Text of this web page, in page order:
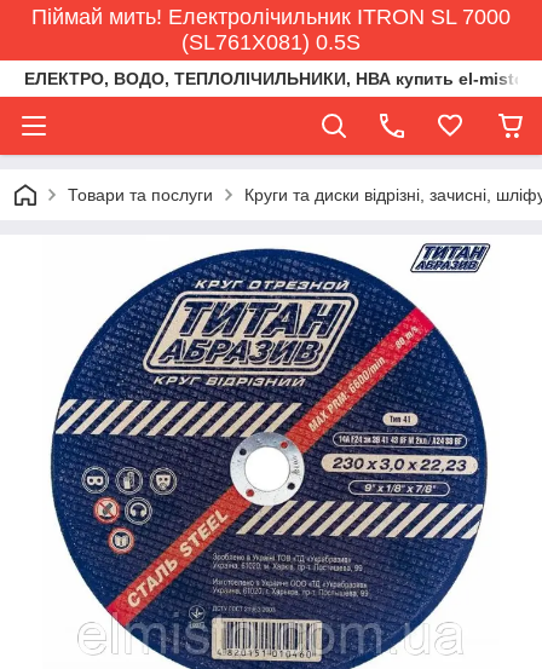
Піймай мить! Електролічильник ITRON SL 7000
(SL761X081) 0.5S
ЕЛЕКТРО, ВОДО, ТЕПЛОЛІЧИЛЬНИКИ, НВА купить el-
Товари та послуги Круги та диски відрізні, зачисні,